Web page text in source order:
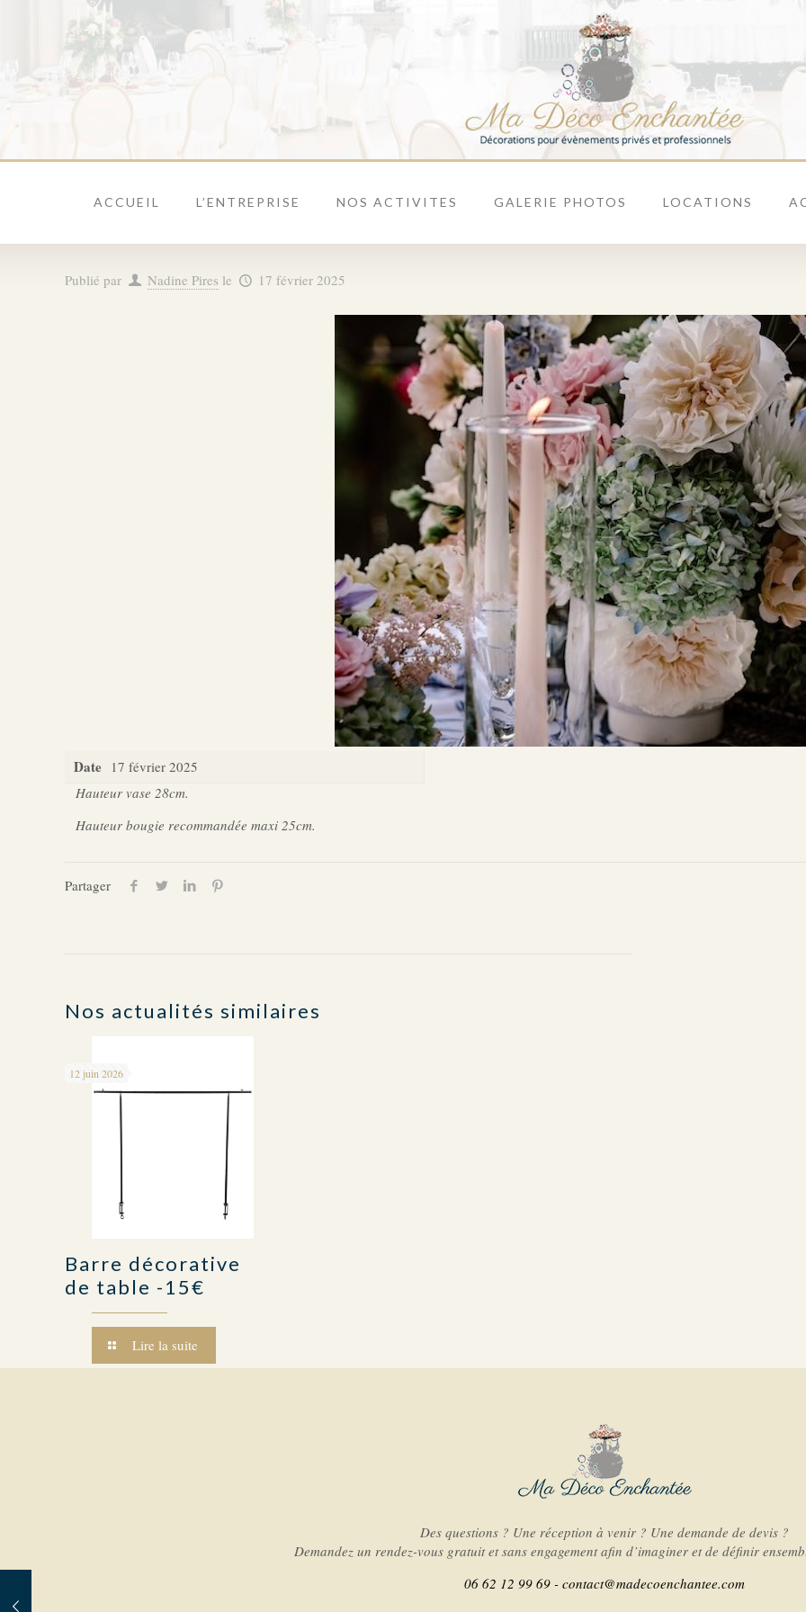
ACCUEIL L’ENTREPRISE NOS ACTIVITES GALERIE PHOTOS LOCATIONS
Publié par Nadine Pires le 17 février 2025
Date
17 février 2025
Hauteur vase 28cm.
Hauteur bougie recommandée maxi 25cm.
Partager
Nos actualités similaires
12 juin 2026
Barre décorative
de table -15€
Lire la suite
Des questions ? Une réception à venir ? Une demande de devis ?
Demandez un rendez-vous gratuit et sans engagement afin d’imaginer et de définir
06 62 12 99 69 - contact@madecoenchantee.com